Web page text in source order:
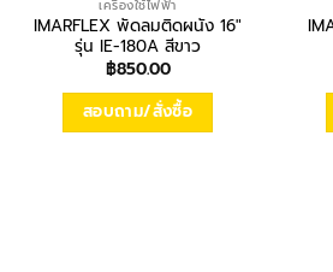
เครื่องใช้ไฟฟ้า
IMARFLEX พัดลมติดผนัง 16″
รุ่น IE-180A สีขาว
฿850.00
สอบถาม/สั่งซื้อ